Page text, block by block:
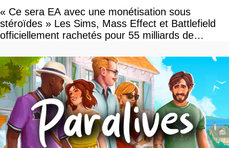
« Ce sera EA avec une monétisation sous
stéroïdes » Les Sims, Mass Effect et Battlefield
officiellement rachetés pour 55 milliards de